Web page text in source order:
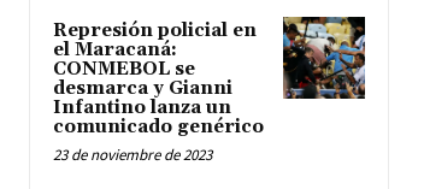
Represión policial en
el Maracaná:
CONMEBOL se
desmarca y Gianni
Infantino lanza un
comunicado genérico
23 de noviembre de 2023